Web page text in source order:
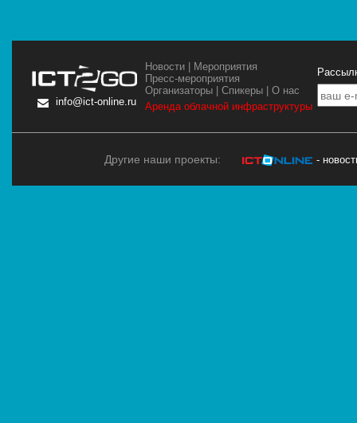
info@ict-online.ru
Новости
Мероприятия
Пресс-мероприятия
Организаторы |Спикеры |О нас
Аренда облачной инфраструктуры
Другие наши проекты: -